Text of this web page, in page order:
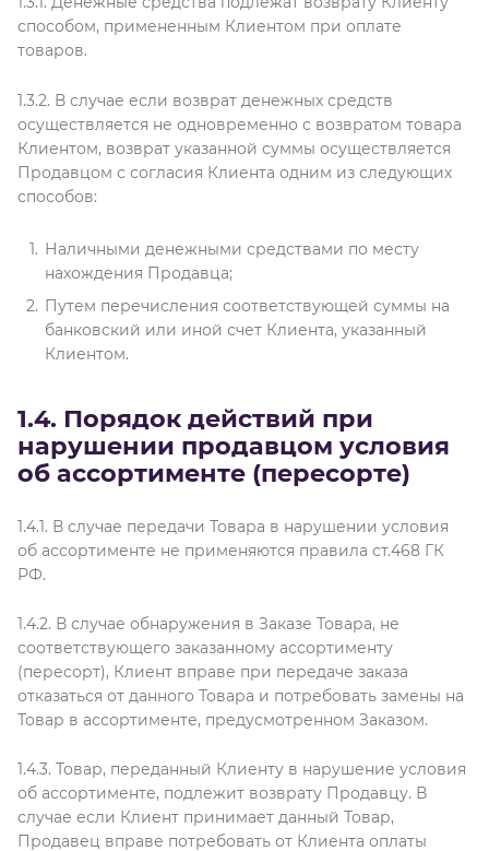
способом, примененным Клиентом при оплате
товаров.
1.3.2. В случае если возврат денежных средств
осуществляется не одновременно с возвратом товара
Клиентом, возврат указанной суммы осуществляется
Продавцом с согласия Клиента одним из следующих
способов:
Наличными денежными средствами по месту
нахождения Продавца;
Путем перечисления соответствующей суммы на
банковский или иной счет Клиента, указанный
Клиентом.
1.4. Порядок действий при
нарушении продавцом условия
об ассортименте (пересорте)
1.4.1. В случае передачи Товара в нарушении условия
об ассортименте не применяются правила ст.468 ГК
РФ.
1.4.2. В случае обнаружения в Заказе Товара, не
соответствующего заказанному ассортименту
(пересорт), Клиент вправе при передаче заказа
отказаться от данного Товара и потребовать замены на
Товар в ассортименте, предусмотренном Заказом.
1.4.3. Товар, переданный Клиенту в нарушение условия
об ассортименте, подлежит возврату Продавцу. В
случае если Клиент принимает данный Товар,
Продавец вправе потребовать от Клиента оплаты